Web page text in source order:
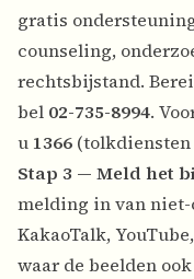
gratis
counseling,
rechtsbijstand.
bel 02-735-8994.
u 1366
Stap 3 — Meld het
melding in van niet-
KakaoTalk,
waar de beelden